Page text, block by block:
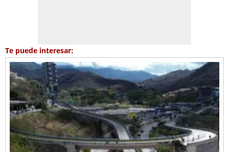
Te puede interesar: